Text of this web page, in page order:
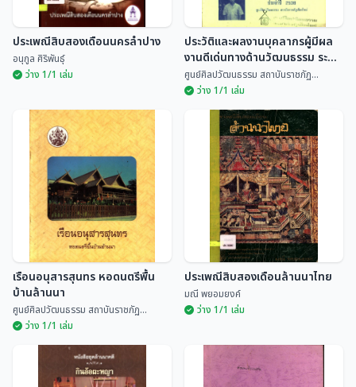
ประเพณีสิบสองเดือนนครลำปาง
อนุกูล ศิริพันธุ์
ประเพณีสิบสองเดือนนครลำปาง
อนุกูล ศิริพันธุ์
ว่าง 1/1 เล่ม
ประวัติและผลงานบุคลากรผู้มีผล
งานดีเด่นทางด้านวัฒนธรรม
ระดับจังหวัด ประจำปี 2535
ศูนย์ศิลปวัฒนธรรม สถ...
ประวัติและผลงานบุคลากรผู้มีผล
งานดีเด่นทางด้านวัฒนธรรม ระดับ
จังหวัด ประจำปี 2535
ศูนย์ศิลปวัฒนธรรม สถาบันราชภัฏ...
ว่าง 1/1 เล่ม
เรือนอนุสารสุนทร หอดนตรีพื้น
บ้านล้านนา
เรือนอนุสารสุนทร หอดนตรีพื้น
บ้านล้านนา
ศูนย์ศิลปวัฒนธรรม สถาบันราชภัฏ...
ว่าง 1/1 เล่ม
ประเพณีสิบสองเดือนล้านนาไทย
ประเพณีสิบสองเดือนล้านนาไทย
มณี พยอมยงค์
ว่าง 1/1 เล่ม